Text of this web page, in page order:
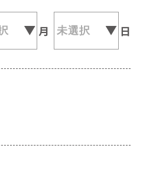
月 日